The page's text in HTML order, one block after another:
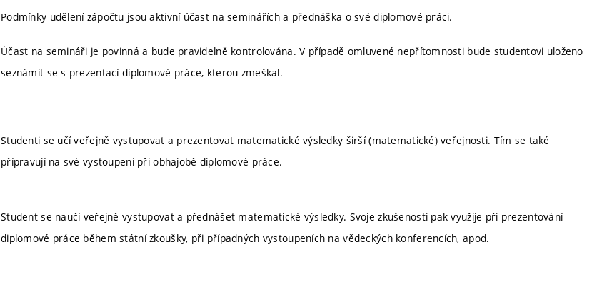
Podmínky udělení zápočtu jsou aktivní účast na seminářích a přednáška o své diplomové práci.
Účast na semináři je povinná a bude pravidelně kontrolována. V případě omluvené nepřítomnosti bude studentovi uloženo
seznámit se s prezentací diplomové práce, kterou zmeškal.
Studenti se učí veřejně vystupovat a prezentovat matematické výsledky širší (matematické) veřejnosti. Tím se také
přípravují na své vystoupení při obhajobě diplomové práce.
Student se naučí veřejně vystupovat a přednášet matematické výsledky. Svoje zkušenosti pak využije při prezentování
diplomové práce během státní zkoušky, při případných vystoupeních na vědeckých konferencích, apod.